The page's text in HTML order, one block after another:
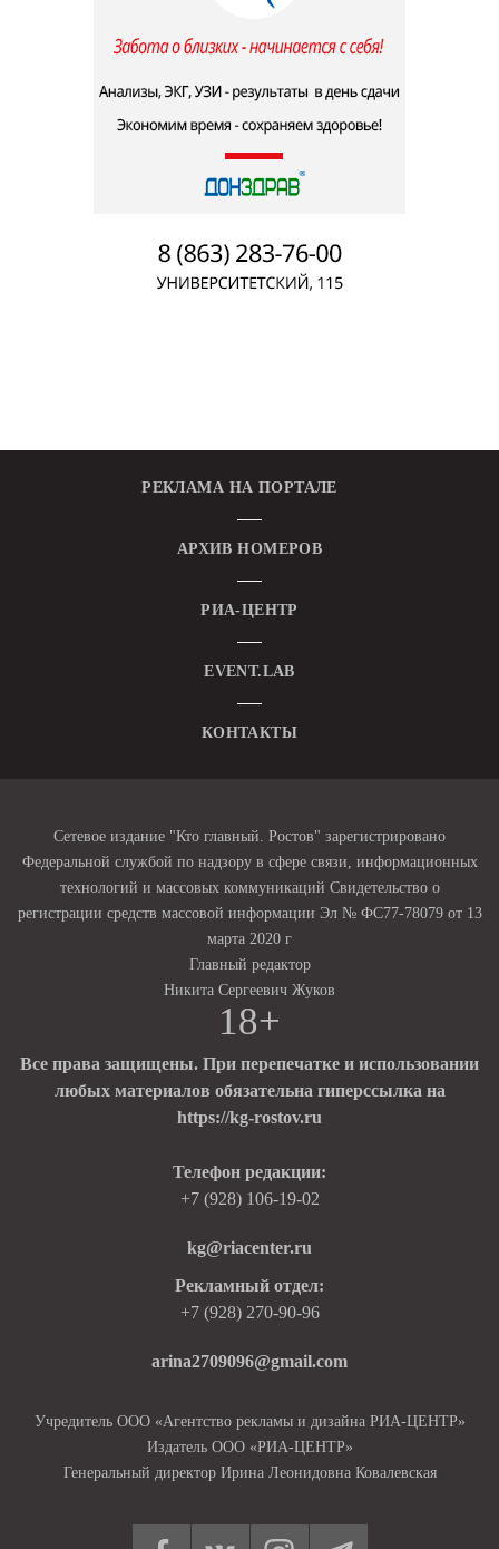
РЕКЛАМА НА ПОРТАЛЕ
АРХИВ НОМЕРОВ
РИА-ЦЕНТР
EVENT.LAB
КОНТАКТЫ
Сетевое издание "Кто главный. Ростов" зарегистрировано
Федеральной службой по надзору в сфере связи, информационных
технологий и массовых коммуникаций Свидетельство о
регистрации средств массовой информации Эл № ФС77-78079 от 13
марта 2020 г
Главный редактор
Никита Сергеевич Жуков
18+
Все права защищены. При перепечатке и использовании
любых материалов обязательна гиперссылка на
https://kg-rostov.ru
Телефон редакции:
+7 (928) 106-19-02
kg@riacenter.ru
Рекламный отдел:
+7 (928) 270-90-96
arina2709096@gmail.com
Учредитель ООО «Агентство рекламы и дизайна РИА-ЦЕНТР»
Издатель ООО «РИА-ЦЕНТР»
Генеральный директор Ирина Леонидовна Ковалевская